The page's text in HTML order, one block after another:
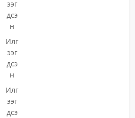
ээг
дсэ
н
Илг
ээг
дсэ
н
Илг
ээг
дсэ